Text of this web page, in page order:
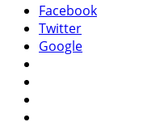
Facebook
Twitter
Google